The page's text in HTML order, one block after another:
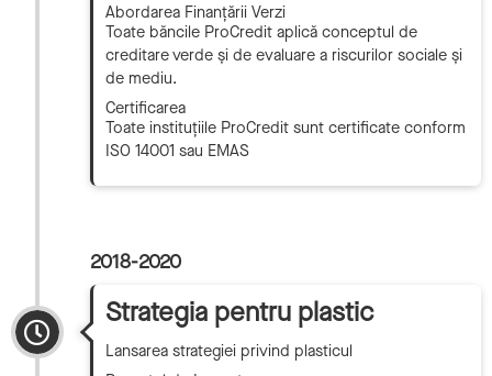
Abordarea Finanțării Verzi
Toate băncile ProCredit aplică conceptul de
creditare verde și de evaluare a riscurilor sociale și
de mediu.
Certificarea
Toate instituțiile ProCredit sunt certificate conform
ISO 14001 sau EMAS
2018-2020
Strategia pentru plastic
Lansarea strategiei privind plasticul